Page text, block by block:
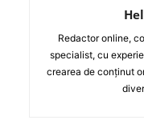
Redactor online,
specialist, cu
crearea de conținut